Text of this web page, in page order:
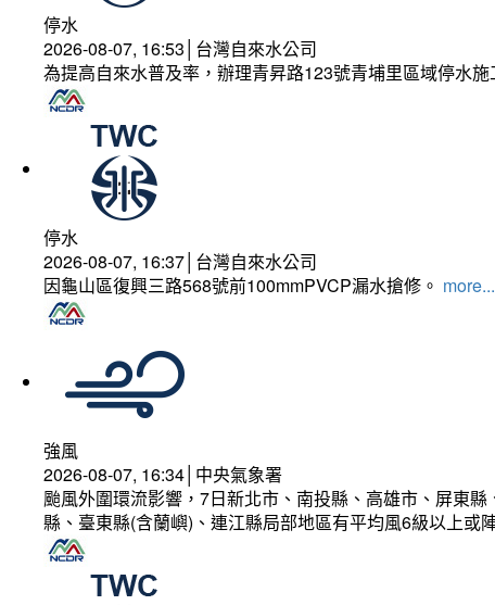
停水
2026-08-07, 16:53│台灣自來水公司
為提高自來水普及率，辦理青昇路123號青埔里區域停水施
停水
2026-08-07, 16:37│台灣自來水公司
因龜山區復興三路568號前100mmPVCP漏水搶修。 more...
強風
2026-08-07, 16:34│中央氣象署
颱風外圍環流影響，7日新北市、南投縣、高雄市、屏東
縣、臺東縣(含蘭嶼)、連江縣局部地區有平均風6級以上或